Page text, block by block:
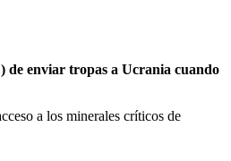
de enviar tropas a Ucrania cuando
a los minerales críticos de